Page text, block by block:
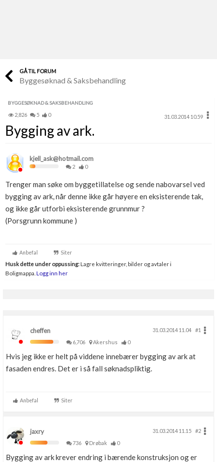
Finn håndverkere
Papirer som mangler
Skaff dokumentasjon som mangler
Kundeservice
Få svar på det du lurer på
Kom i gang med Boligmappa
Se din bolig? Klikk her
Boligmappa+
GÅ TIL FORUM
Byggesøknad & Saksbehandling
BYGGESØKNAD & SAKSBEHANDLING
2,826 5 0 31.03.2014 10.59
Bygging av ark.
kjell_ask@hotmail.com
2 0
Trenger man søke om byggetillatelse og sende nabovarsel ved
bygging av ark, når denne ikke går høyere en eksisterende tak,
og ikke går utforbi eksisterende grunnmur ?
(Porsgrunn kommune )
Anbefal Siter
Husk dette under oppussing:Lagre kvitteringer, bilder og avtaler i
Boligmappa. Logg inn her
cheffen 31.03.2014 11.04
#1
6,706
Akershus 0
Hvis jeg ikke er helt på viddene innebærer bygging av ark at
fasaden endres. Det er i så fall søknadspliktig.
Anbefal Siter
jaxry 31.03.2014 11.15
#2
736
Drøbak 0
Bygging av ark krever endring i bærende konstruksjon og er